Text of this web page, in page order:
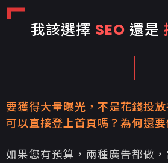
我該選擇 SEO 還是
要獲得大量曝光，不是花錢投
可以直接登上首頁嗎？為何還要
如果您有預算，兩種廣告都做，